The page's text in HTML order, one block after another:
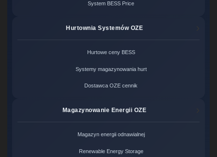
System BESS Price
Hurtownia Systemów OZE
Hurtowe ceny BESS
Systemy magazynowania hurt
Dostawca OZE cennik
Magazynowanie Energii OZE
Magazyn energii odnawialnej
Renewable Energy Storage